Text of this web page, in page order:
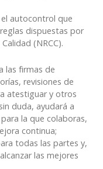
autocontrol que
dispuestas por
(NRCC).
las firmas de
revisiones de
atestiguar y otros
duda, ayudará a
la que colaboras,
continua;
todas las partes y,
las mejores